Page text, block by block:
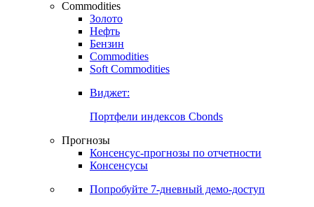
Commodities
Золото
Нефть
Бензин
Commodities
Soft Commodities
Виджет:
Портфели индексов Cbonds
Прогнозы
Консенсус-прогнозы по отчетности
Консенсусы
Попробуйте 7-дневный демо-доступ